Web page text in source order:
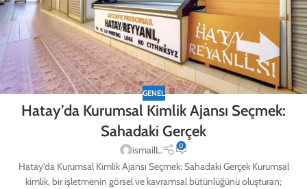
GENEL
Hatay’da Kurumsal Kimlik Ajansı Seçmek:
Sahadaki Gerçek
ismailL. 0
Hatay'da Kurumsal Kimlik Ajansı Seçmek: Sahadaki Gerçek Kurumsal
kimlik, bir işletmenin görsel ve kavramsal bütünlüğünü oluşturan;